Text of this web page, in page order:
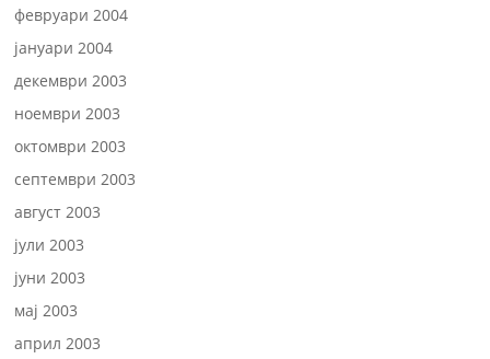
февруари 2004
јануари 2004
декември 2003
ноември 2003
октомври 2003
септември 2003
август 2003
јули 2003
јуни 2003
мај 2003
април 2003